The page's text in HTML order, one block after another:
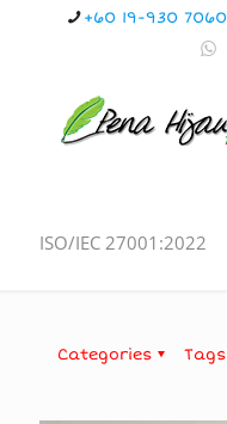
+60 19-930 7060
ISO/IEC 27001:2022
Categories Tags